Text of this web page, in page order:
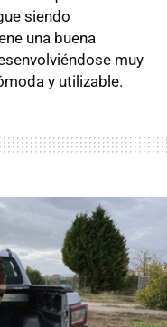
siendo
una buena
muy
y utilizable.